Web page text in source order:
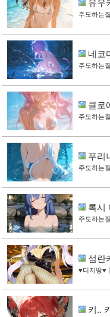
유우
주도하는
네코
주도하는
클로
주도하는
푸리
주도하는
록시
주도하는
섬란
♥디지땅♥
키..